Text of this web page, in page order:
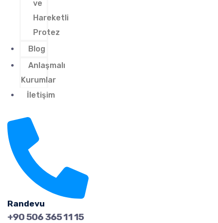
ve
Hareketli
Protez
Blog
Anlaşmalı
Kurumlar
İletişim
Randevu
+90 506 365 11 15